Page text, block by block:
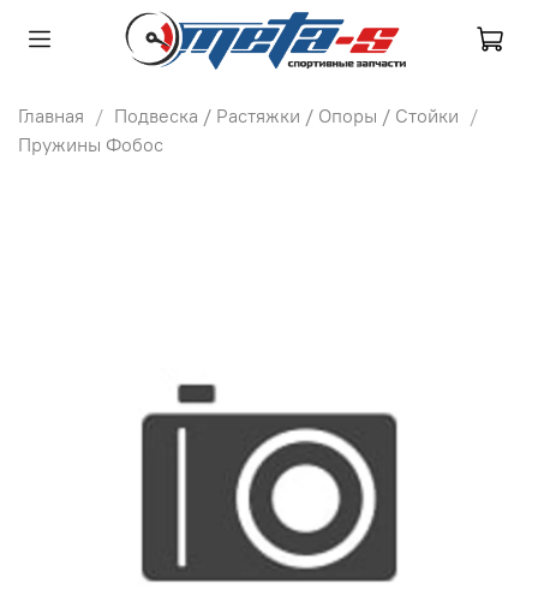
Главная
Подвеска / Растяжки / Опоры / Стойки
Пружины Фобос